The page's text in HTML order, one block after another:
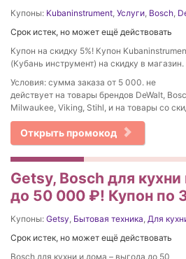
Купоны: Kubaninstrument, Услуги, Bosch,
Срок истек, но может ещё действовать
Купон на скидку 5%! Купон
(Кубань инструмент) на скидку в магазин.
Условия: сумма заказа от 5 000. не
действует на товары брендов DeWalt,
Milwaukee, Viking, Stihl, и на товары со
Открыть промокод
Getsy, Bosch для
до 50 000 ₽! Купон по
Купоны: Getsy, Бытовая техника, Для
Срок истек, но может ещё действовать
Bosch для кухни и дома – выгода до 50